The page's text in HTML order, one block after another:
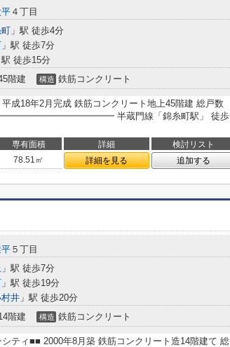
４丁目
」駅 徒歩4分
」駅 徒歩7分
駅 徒歩15分
階建 構造 鉄筋コンクリート
成18年2月完成 鉄筋コンクリート地上45階建 総戸数
半蔵門線「錦糸町駅」 徒歩
専有面積 詳細
検討リスト
78.51㎡ 詳細を見る 追加する
５丁目
」駅 徒歩7分
」駅 徒歩19分
井 」駅 徒歩20分
階建 構造 鉄筋コンクリート
ティ■■ 2000年8月築 鉄筋コンクリート造14階建て 総